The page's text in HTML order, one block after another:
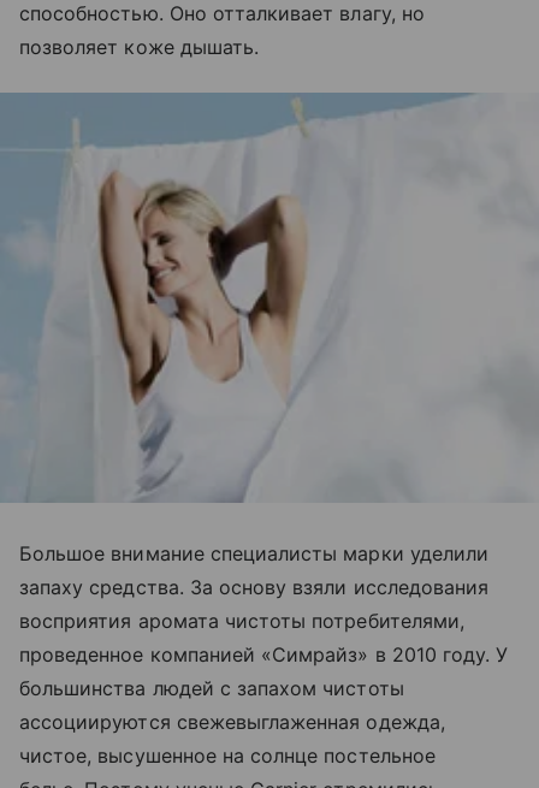
способностью. Оно отталкивает влагу, но
позволяет коже дышать.
Большое внимание специалисты марки уделили
запаху средства. За основу взяли исследования
восприятия аромата чистоты потребителями,
проведенное компанией «Симрайз» в 2010 году. У
большинства людей с запахом чистоты
ассоциируются свежевыглаженная одежда,
чистое, высушенное на солнце постельное